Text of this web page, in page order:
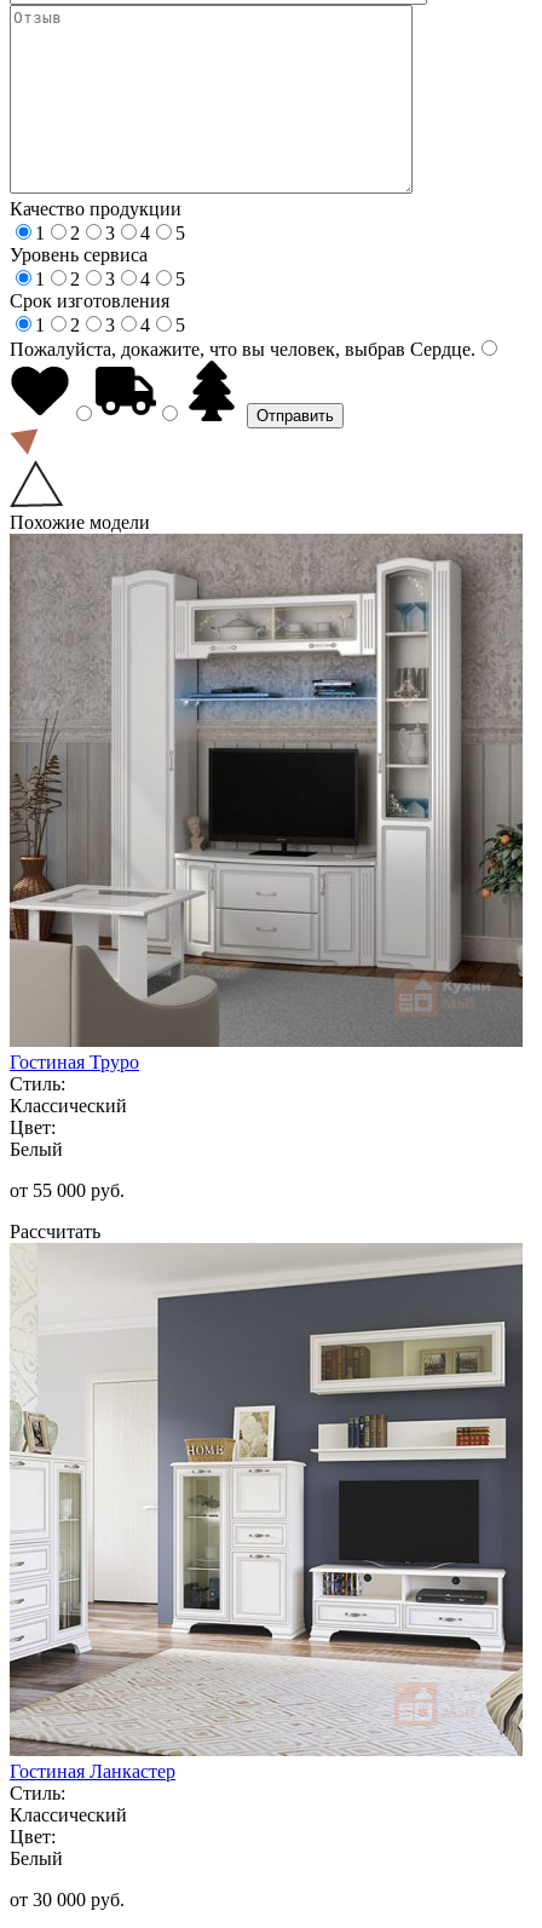
Качество продукции
1
2 3 4
5
Уровень сервиса
1
2 3 4
5
Срок изготовления
1
2 3 4
5
Пожалуйста, докажите, что вы человек, выбрав Сердце.
Похожие модели
Гостиная Труро
Стиль:
Классический
Цвет:
Белый
от 55 000 руб.
Рассчитать
Гостиная Ланкастер
Стиль:
Классический
Цвет:
Белый
от 30 000 руб.